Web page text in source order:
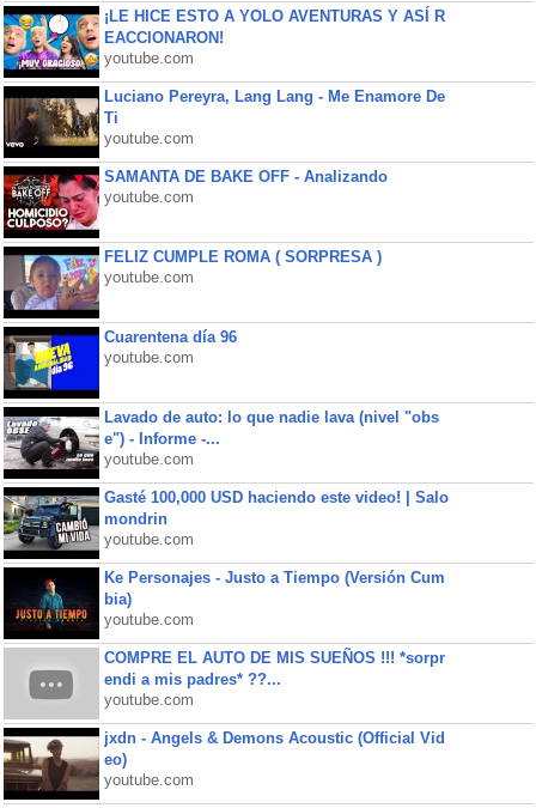
¡LE HICE ESTO A YOLO AVENTURAS Y ASÍ R
EACCIONARON!
youtube.com
Luciano Pereyra, Lang Lang - Me Enamore De
Ti
youtube.com
SAMANTA DE BAKE OFF - Analizando
youtube.com
FELIZ CUMPLE ROMA ( SORPRESA )
youtube.com
Cuarentena día 96
youtube.com
Lavado de auto: lo que nadie lava (nivel "obs
e") - Informe -...
youtube.com
Gasté 100,000 USD haciendo este video! | Salo
mondrin
youtube.com
Ke Personajes - Justo a Tiempo (Versión Cum
bia)
youtube.com
COMPRE EL AUTO DE MIS SUEÑOS !!! *sorpr
endi a mis padres* ??...
youtube.com
jxdn - Angels & Demons Acoustic (Official Vid
eo)
youtube.com